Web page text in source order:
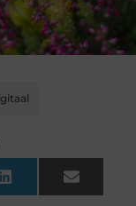
LinkedIn Email